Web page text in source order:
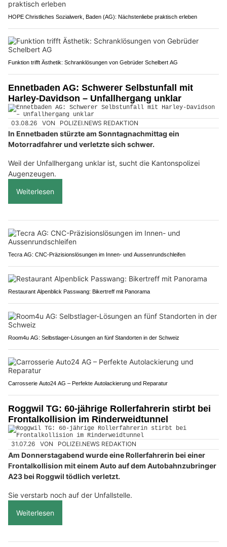
HOPE Christliches Sozialwerk, Baden (AG): Nächstenliebe praktisch erleben
Funktion trifft Ästhetik: Schranklösungen von Gebrüder Schelbert AG
Ennetbaden AG: Schwerer Selbstunfall mit
Harley-Davidson – Unfallhergang unklar
03.08.26 VON POLIZEI.NEWS REDAKTION
In Ennetbaden stürzte am Sonntagnachmittag ein
Motorradfahrer und verletzte sich schwer.
Weil der Unfallhergang unklar ist, sucht die Kantonspolizei
Augenzeugen.
Weiterlesen
Tecra AG: CNC-Präzisionslösungen im Innen- und Aussenrundschleifen
Restaurant Alpenblick Passwang: Bikertreff mit Panorama
Room4u AG: Selbstlager-Lösungen an fünf Standorten in der Schweiz
Carrosserie Auto24 AG – Perfekte Autolackierung und Reparatur
Roggwil TG: 60-jährige Rollerfahrerin stirbt bei
Frontalkollision im Rinderweidtunnel
31.07.26 VON POLIZEI.NEWS REDAKTION
Am Donnerstagabend wurde eine Rollerfahrerin bei einer
Frontalkollision mit einem Auto auf dem Autobahnzubringer
A23 bei Roggwil tödlich verletzt.
Sie verstarb noch auf der Unfallstelle.
Weiterlesen